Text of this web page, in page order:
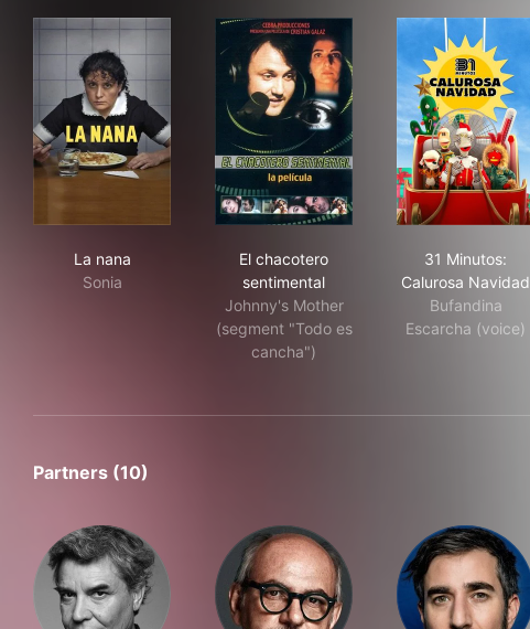
La nana
Sonia
El chacotero
sentimental
Johnny's Mother
(segment "Todo es
cancha")
31 Minutos:
Calurosa Navidad
Bufandina
Escarcha (voice)
Partners (10)